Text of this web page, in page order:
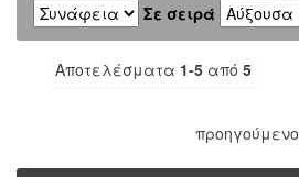
Σε σειρά
Αποτελέσματα 1-5 από 5
προηγούμενο